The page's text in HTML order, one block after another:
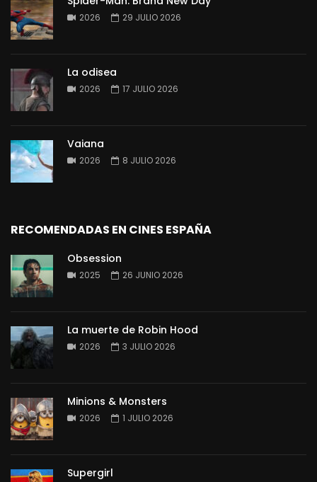
2026 29 JULIO 2026
La odisea
2026 17 JULIO 2026
Vaiana
2026 8 JULIO 2026
RECOMENDADAS EN CINES ESPAÑA
Obsession
2025 26 JUNIO 2026
La muerte de Robin Hood
2026 3 JULIO 2026
Minions & Monsters
2026 1 JULIO 2026
Supergirl